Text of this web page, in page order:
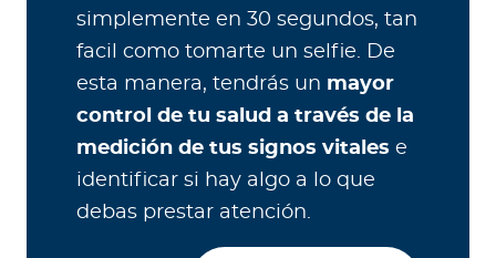
simplemente en 30 segundos, tan
facil como tomarte un selfie. De
esta manera, tendrás un mayor
control de tu salud a través de la
medición de tus signos vitales e
identificar si hay algo a lo que
debas prestar atención.